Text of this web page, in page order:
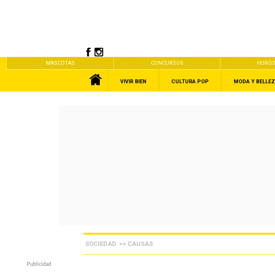
MASCOTAS CONCURSOS
VIVIR BIEN CULTURA POP MODA Y
SOCIEDAD >> CAUSAS